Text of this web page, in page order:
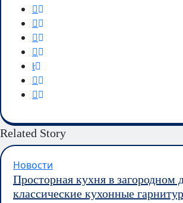
Related Story
Новости
Просторная кухня в загородном
классические кухонные